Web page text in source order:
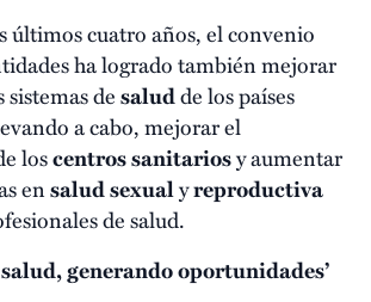
últimos cuatro años, el convenio
ha logrado también mejorar
desaludde los países
a cabo, mejorar el
loscentros sanitariosy aumentar
ensalud sexualyreproductiva
de salud.
generando oportunidades’